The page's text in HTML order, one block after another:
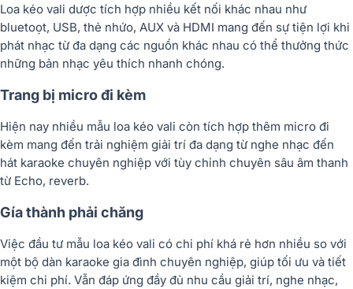
Loa kéo vali dược tích hợp nhiều kết nối khác nhau như
bluetoọt, USB, thẻ nhứo, AUX và HDMI mang đến sự tiện lợi khi
phát nhạc từ đa dạng các nguồn khác nhau có thể thưởng thức
những bản nhạc yêu thích nhanh chóng.
Trang bị micro đi kèm
Hiện nay nhiều mẫu loa kéo vali còn tích hợp thêm micro đi
kèm mang đến trải nghiệm giải trí đa dạng từ nghe nhạc đến
hát karaoke chuyên nghiệp với tùy chỉnh chuyên sâu âm thanh
từ Echo, reverb.
Gía thành phải chăng
Việc đầu tư mẫu loa kéo vali có chi phí khá rẻ hơn nhiều so với
một bộ dàn karaoke gia đình chuyên nghiệp, giúp tối ưu và tiết
kiệm chi phí. Vẫn đáp ứng đầy đủ nhu cầu giải trí, nghe nhạc,